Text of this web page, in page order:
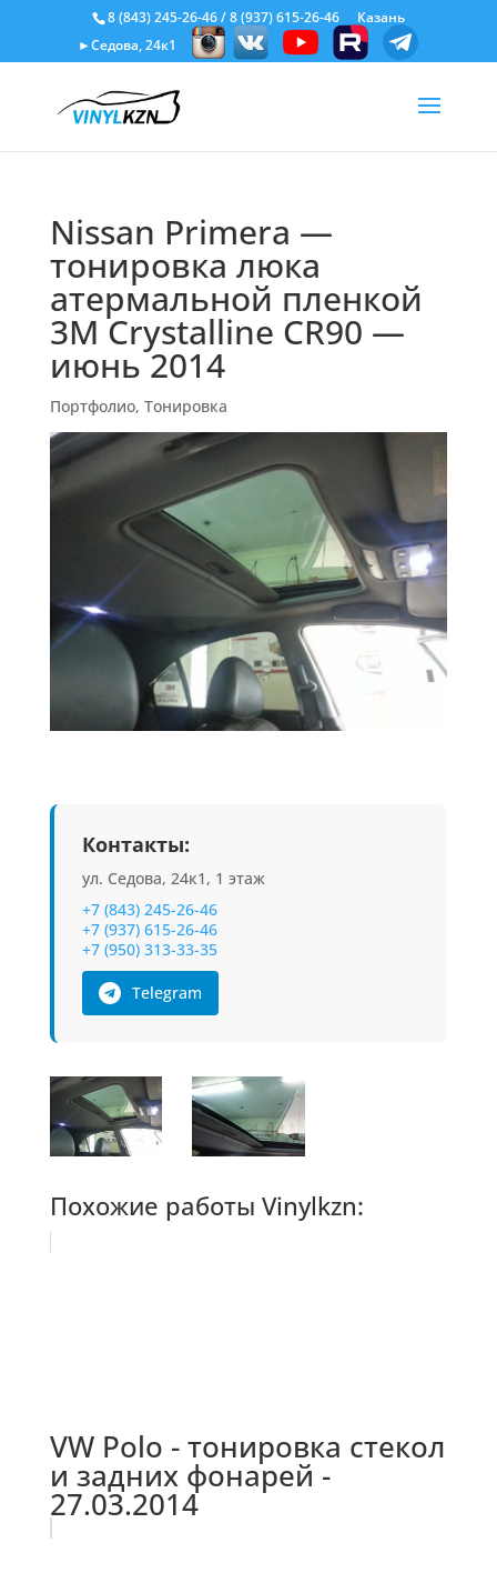
8 (843) 245-26-46/8 (937) 615-26-46
Казань
►Седова, 24к1
Nissan Primera —
тонировка люка
атермальной пленкой
3M Crystalline CR90 —
июнь 2014
Портфолио, Тонировка
Контакты:
ул. Седова, 24к1, 1 этаж
+7 (843) 245-26-46
+7 (937) 615-26-46
+7 (950) 313-33-35
Telegram
Похожие работы Vinylkzn:
VW Polo - тонировка стекол
и задних фонарей -
27.03.2014